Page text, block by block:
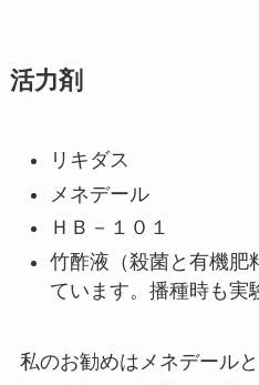
活力剤
リキダス
メネデール
ＨＢ－１０１
竹酢液（殺菌と有機肥
ています。播種時も実
私のお勧めはメネデール